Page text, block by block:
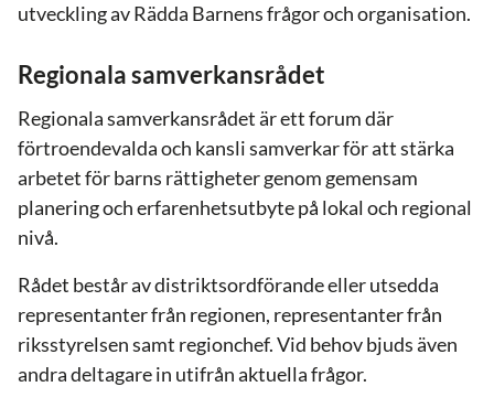
utveckling av Rädda Barnens frågor och organisation.
Regionala samverkansrådet
Regionala samverkansrådet är ett forum där
förtroendevalda och kansli samverkar för att stärka
arbetet för barns rättigheter genom gemensam
planering och erfarenhetsutbyte på lokal och regional
nivå.
Rådet består av distriktsordförande eller utsedda
representanter från regionen, representanter från
riksstyrelsen samt regionchef. Vid behov bjuds även
andra deltagare in utifrån aktuella frågor.